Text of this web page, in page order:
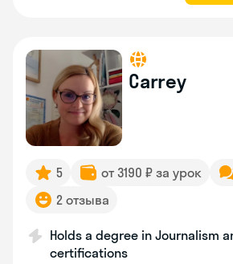
Carrey
5 от 3190 ₽ за урок
2 отзыва
Holds a degree in Journalism
certifications